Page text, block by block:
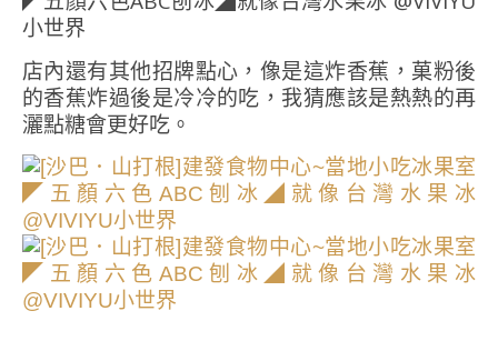
店內還有其他招牌點心，像是這炸香蕉，菓粉後
的香蕉炸過後是冷冷的吃，我猜應該是熱熱的再
灑點糖會更好吃。